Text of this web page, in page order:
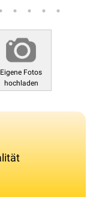
Eigene Fotos
hochladen